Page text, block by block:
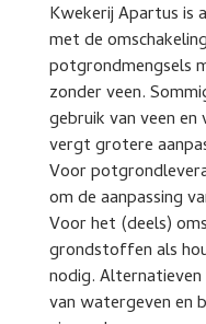
Kwekerij Apartus is
met de
potgrondmengsels
zonder veen.
gebruik van veen
vergt grotere
Voor
om de aanpassing
Voor het (deels)
grondstoffen als
nodig. Alternatieven
van watergeven en